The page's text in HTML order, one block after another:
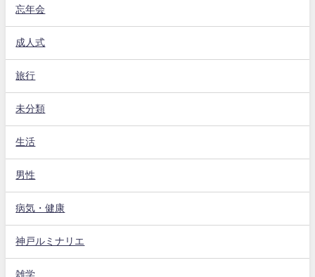
忘年会
成人式
旅行
未分類
生活
男性
病気・健康
神戸ルミナリエ
雑学